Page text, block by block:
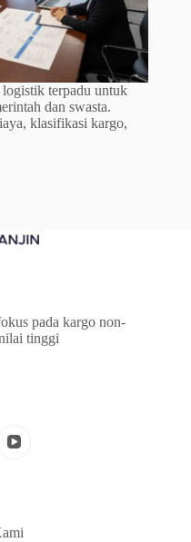
terpadu untuk
dan swasta.
klasifikasi kargo,
pada kargo non-
tinggi